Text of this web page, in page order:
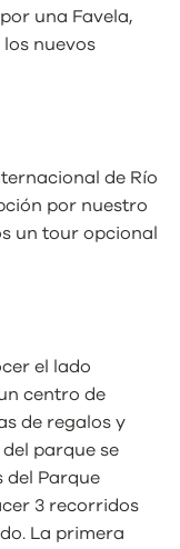
una Favela,
nuevos
de Río
por nuestro
un tour opcional
el lado
centro de
de regalos y
parque se
del Parque
3 recorridos
La primera